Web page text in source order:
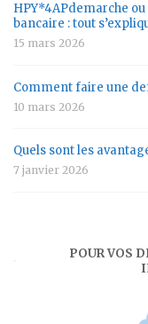
HPY*4APdemarche
bancaire : tout
15 mars 2026
Comment faire une
10 mars 2026
Quels sont les
7 janvier 2026
POUR VOS